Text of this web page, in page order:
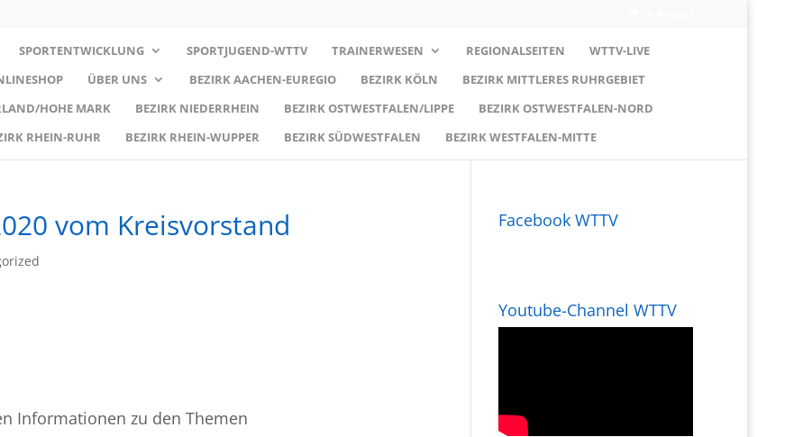
SPORTENTWICKLUNG SPORTJUGEND-WTTV TRAINERWESEN REGIONALSEITEN
WTTV-LIVE
ÜBER UNS BEZIRK AACHEN-EUREGIO BEZIRK KÖLN
BEZIRK MITTLERES RUHRGEBIET
HOHE MARK BEZIRK NIEDERRHEIN BEZIRK OSTWESTFALEN/LIPPE
BEZIRK OSTWESTFALEN-NORD
RHEIN-RUHR BEZIRK RHEIN-WUPPER BEZIRK SÜDWESTFALEN BEZIRK WESTFALEN-MITTE
vom Kreisvorstand
Informationen zu den Themen
Facebook WTTV
Youtube-Channel WTTV